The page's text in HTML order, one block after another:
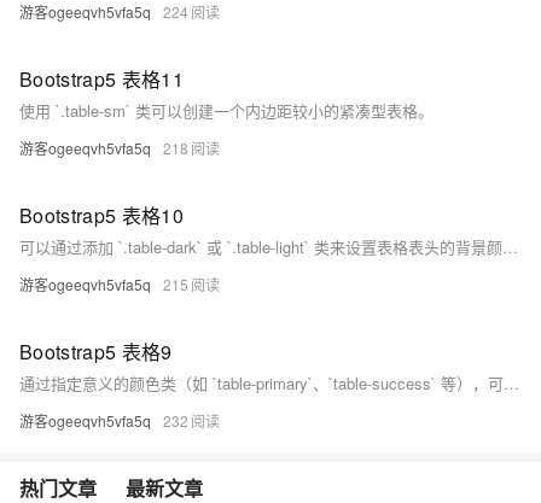
游客ogeeqvh5vfa5q 224
Bootstrap5 表格11
使用 `.table-sm` 类可以创建一个内边距较小的紧凑型表格。
游客ogeeqvh5vfa5q 218
Bootstrap5 表格10
可以通过添加 `.table-dark` 或 `.table-light` 类来设置表格表头的背景颜色。`.table-dark` 使表头背景变为黑色，而 `.table-light` 则使其变为灰色。示例代码展示了这两种效果的应用。
游客ogeeqvh5vfa5q 215
Bootstrap5 表格9
通过指定意义的颜色类（如 `table-primary`、`table-success` 等），可以为表格的行或单元格设置不同的背景颜色，以突出显示特定信息。示例中展示了多种颜色类的应用效果。
游客ogeeqvh5vfa5q 232
热门文章 最新文章